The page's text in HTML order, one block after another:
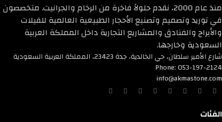
منذ عام 2000، نقدم حلولاً فاخرة من الرخام والجرانيت. متخصصون
في توريد وتصميم وتصنيع الأحجار الطبيعية العالمية للفيلات
والأبراج والفنادق والمشاريع التجارية داخل المملكة العربية
السعودية وخارجها.
شارع الأمير سلطان، حي الخالدية، جدة 23423، المملكة العربية السعودية
Phone: 053-197-2124
info@akmastone.com
الفئات